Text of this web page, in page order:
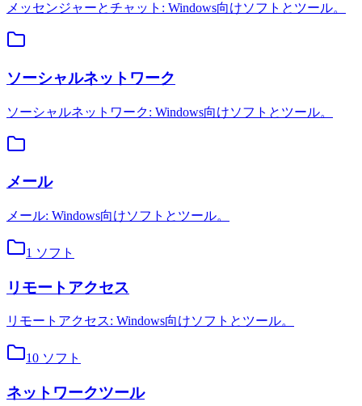
メッセンジャーとチャット: Windows向けソフトとツール。
ソーシャルネットワーク
ソーシャルネットワーク: Windows向けソフトとツール。
メール
メール: Windows向けソフトとツール。
1 ソフト
リモートアクセス
リモートアクセス: Windows向けソフトとツール。
10 ソフト
ネットワークツール